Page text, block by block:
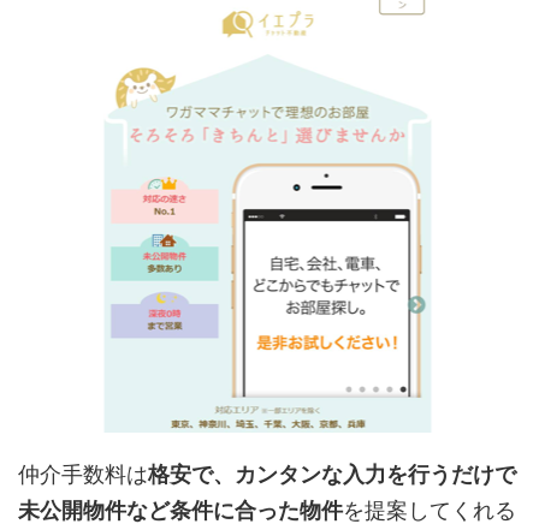
仲介手数料は格安で、カンタンな入力を行うだけで
未公開物件など条件に合った物件を提案してくれる